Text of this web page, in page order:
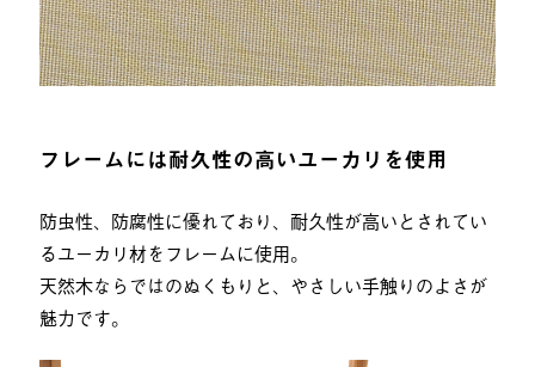
フレームには耐久性の高いユーカリを使用
防虫性、防腐性に優れており、耐久性が高いとされてい
るユーカリ材をフレームに使用。
天然木ならではのぬくもりと、やさしい手触りのよさが
魅力です。